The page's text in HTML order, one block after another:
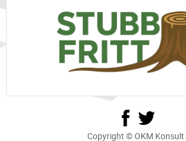
Copyright © OKM Konsult